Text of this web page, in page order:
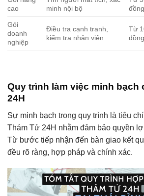
cao
minh nội bộ
đồng
Gói
doanh
nghiệp
Điều tra cạnh tranh,
kiểm tra nhân viên
Từ
đồng
Quy trình làm việc minh bạch
24H
Sự minh bạch trong quy trình là tiêu
Thám Tử 24H nhằm đảm bảo quyền
Từ bước tiếp nhận đến bàn giao kết
đều rõ ràng, hợp pháp và chính xác.